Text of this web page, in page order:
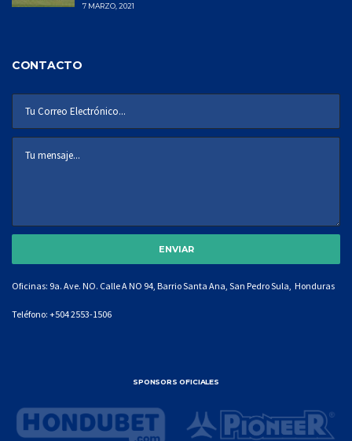
7 MARZO, 2021
CONTACTO
Oficinas: 9a. Ave. NO. Calle A NO 94, Barrio Santa Ana, San Pedro Sula, Honduras
Teléfono: +504 2553-1506
SPONSORS OFICIALES